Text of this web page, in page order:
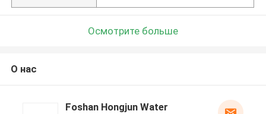
Осмотрите больше
О нас
Foshan Hongjun Water